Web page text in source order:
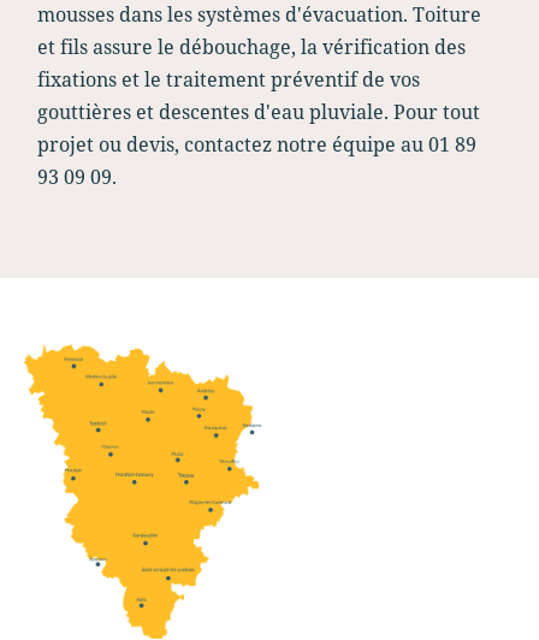
mousses dans les systèmes d'évacuation. Toiture
et fils assure le débouchage, la vérification des
fixations et le traitement préventif de vos
gouttières et descentes d'eau pluviale. Pour tout
projet ou devis, contactez notre équipe au 01 89
93 09 09.